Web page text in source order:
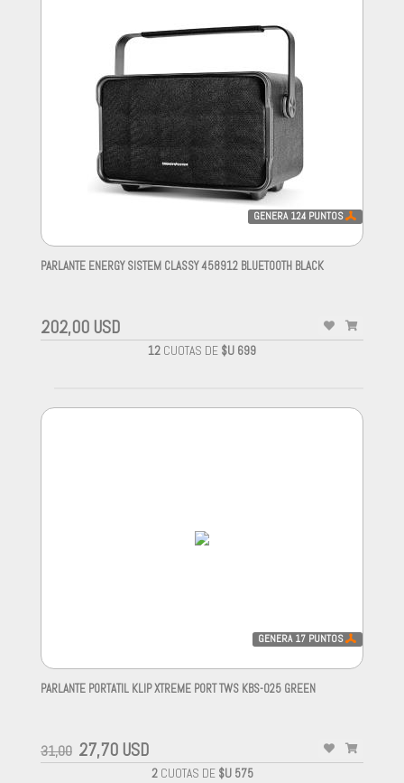
GENERA 124 PUNTOS
PARLANTE ENERGY SISTEM CLASSY 458912 BLUETOOTH BLACK
202,00 USD
12 CUOTAS DE $U 699
GENERA 17 PUNTOS
PARLANTE PORTATIL KLIP XTREME PORT TWS KBS-025 GREEN
31,00 27,70 USD
2CUOTAS DE $U 575